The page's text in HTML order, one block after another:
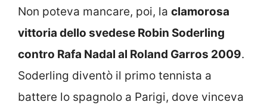
Non poteva mancare, poi, la clamorosa
vittoria dello svedese Robin Soderling
contro Rafa Nadal al Roland Garros 2009.
Soderling diventò il primo tennista a
battere lo spagnolo a Parigi, dove vinceva